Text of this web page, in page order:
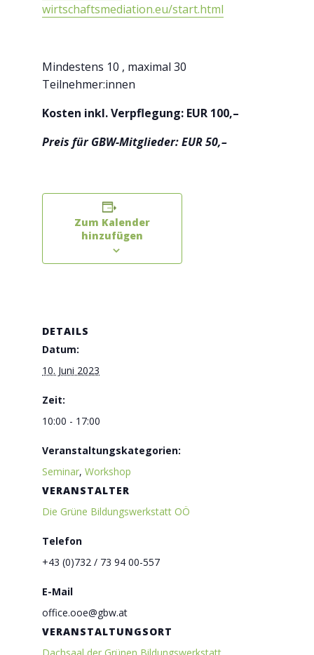
wirtschaftsmediation.eu/start.html
Mindestens 10 , maximal 30
Teilnehmer:innen
Kosten inkl. Verpflegung: EUR 100,–
Preis für GBW-Mitglieder: EUR 50,–
Zum Kalender
hinzufügen
DETAILS
Datum:
10. Juni 2023
Zeit:
10:00 - 17:00
Veranstaltungskategorien:
Seminar,Workshop
VERANSTALTUNGSORT
VERANSTALTER
Die Grüne Bildungswerkstatt OÖ
Telefon
+43 (0)732 / 73 94 00-557
E-Mail
office.ooe@gbw.at